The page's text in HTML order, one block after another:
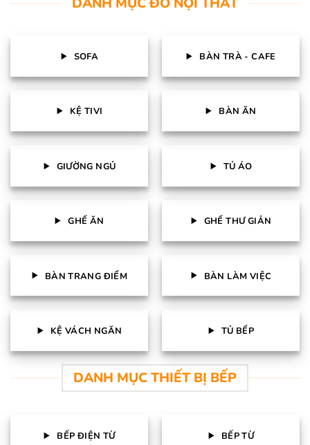
DANH MỤC ĐỒ NỘI THẤT
SOFA BÀN TRÀ - CAFE
KỆ TIVI BÀN ĂN
GIƯỜNG NGỦ TỦ ÁO
GHẾ ĂN GHẾ THƯ GIẢN
BÀN TRANG ĐIỂM BÀN LÀM VIỆC
KỆ VÁCH NGĂN TỦ BẾP
DANH MỤC THIẾT BỊ BẾP
BẾP ĐIỆN TỪ BẾP TỪ